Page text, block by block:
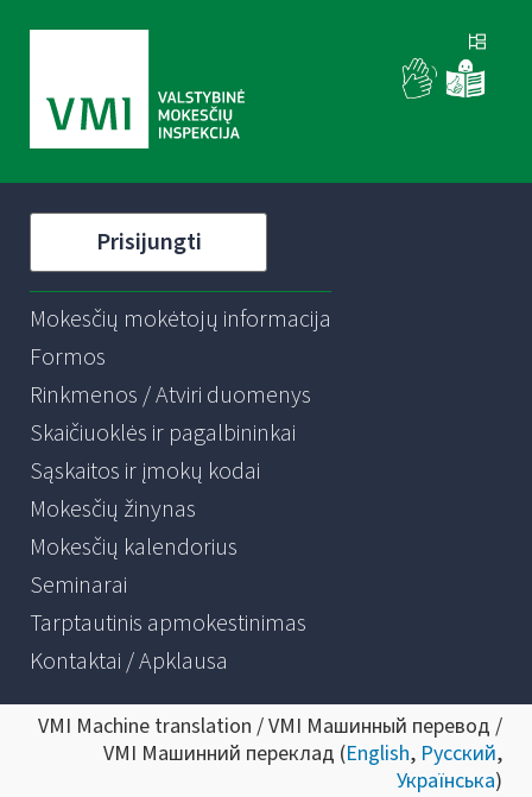
Prisijungti
Mokesčių mokėtojų informacija
Formos
Rinkmenos / Atviri duomenys
Skaičiuoklės ir pagalbininkai
Sąskaitos ir įmokų kodai
Mokesčių žinynas
Mokesčių kalendorius
Seminarai
Tarptautinis apmokestinimas
Kontaktai / Apklausa
VMI Machine translation / VMI Машинный перевод /
VMI Машинний переклад (English, Русский,
Українська)